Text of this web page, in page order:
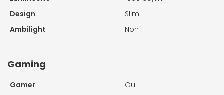
Design
Slim
Ambilight
Non
Gaming
Gamer
Oui